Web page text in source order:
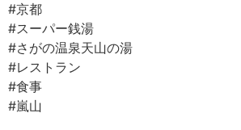
#京都
#スーパー銭湯
#さがの温泉天山の湯
#レストラン
#食事
#嵐山